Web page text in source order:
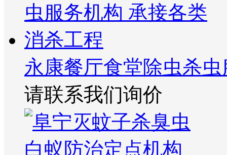
永康餐厅食堂除虫杀
请联系我们询价